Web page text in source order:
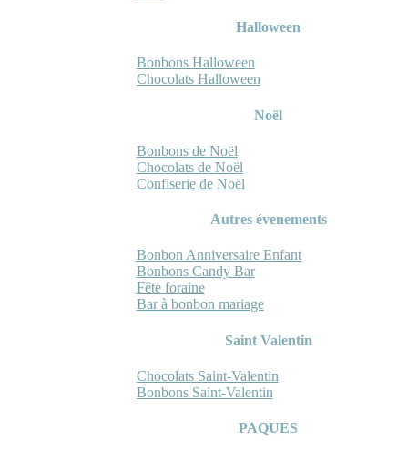
Halloween
Bonbons Halloween
Chocolats Halloween
Noël
Bonbons de Noël
Chocolats de Noël
Confiserie de Noël
Autres évenements
Bonbon Anniversaire Enfant
Bonbons Candy Bar
Fête foraine
Bar à bonbon mariage
Saint Valentin
Chocolats Saint-Valentin
Bonbons Saint-Valentin
PAQUES